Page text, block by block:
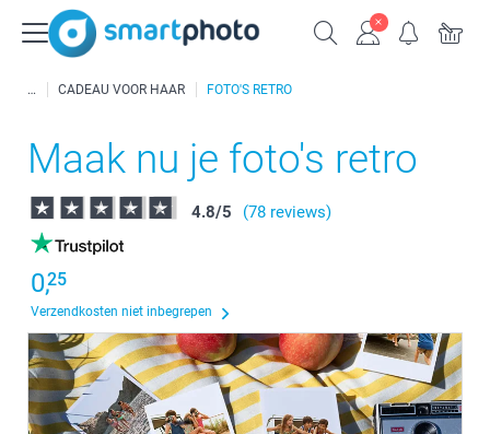
CADEAU VOOR HAAR FOTO'S RETRO
Maak nu je foto's retro
4.8/5 (78 reviews)
0,25
Verzendkosten niet inbegrepen